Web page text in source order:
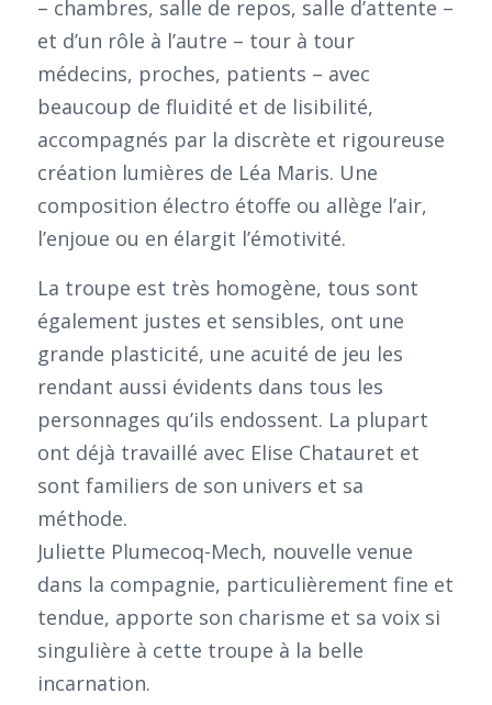
– chambres, salle de repos, salle d’attente –
et d’un rôle à l’autre – tour à tour
médecins, proches, patients – avec
beaucoup de fluidité et de lisibilité,
accompagnés par la discrète et rigoureuse
création lumières de Léa Maris. Une
composition électro étoffe ou allège l’air,
l’enjoue ou en élargit l’émotivité.
La troupe est très homogène, tous sont
également justes et sensibles, ont une
grande plasticité, une acuité de jeu les
rendant aussi évidents dans tous les
personnages qu’ils endossent. La plupart
ont déjà travaillé avec Elise Chatauret et
sont familiers de son univers et sa
méthode.
Juliette Plumecoq-Mech, nouvelle venue
dans la compagnie, particulièrement fine et
tendue, apporte son charisme et sa voix si
singulière à cette troupe à la belle
incarnation.